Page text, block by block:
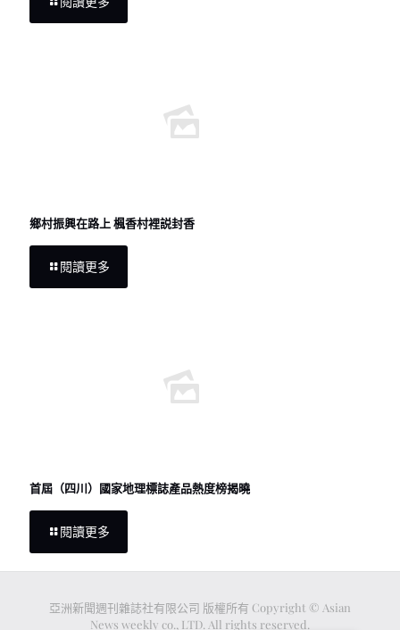
鄉村振興在路上 楓香村裡説封香
閱讀更多
首屆（四川）國家地理標誌產品熱度榜揭曉
閱讀更多
亞洲新聞週刊雜誌社有限公司 版權所有 Copyright © Asian
News weekly co., LTD. All rights reserved.